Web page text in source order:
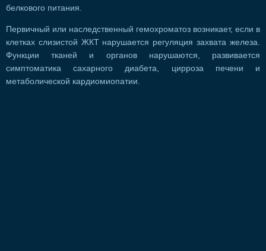
белкового питания.
Первичный или наследственный гемохроматоз возникает, если в
клетках слизистой ЖКТ нарушается регуляция захвата железа.
Функции тканей и органов нарушаются, развивается
симптоматика сахарного диабета, цирроза печени и
метаболической кардиомиопатии.